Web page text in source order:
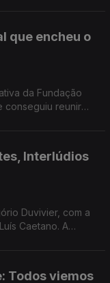
que encheu o
da Fundação
conseguiu reunir
Abad Faciolince.
Interlúdios
Duvivier, com a
Caetano. A
Todos viemos